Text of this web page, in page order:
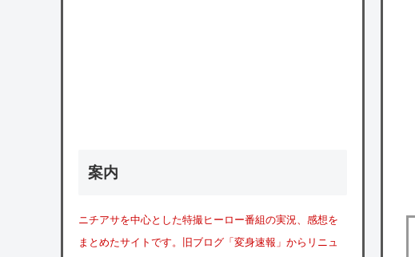
案内
ニチアサを中心とした特撮ヒーロー番組の実況、感想を
まとめたサイトです。旧ブログ「変身速報」からリニュ